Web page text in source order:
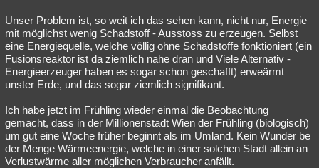
Unser Problem ist, so weit ich das sehen kann, nicht nur, Energie
mit möglichst wenig Schadstoff - Ausstoss zu erzeugen. Selbst
eine Energiequelle, welche völlig ohne Schadstoffe fonktioniert (ein
Fusionsreaktor ist da ziemlich nahe dran und Viele Alternativ -
Energieerzeuger haben es sogar schon geschafft) erweärmt
unster Erde, und das sogar ziemlich signifikant.
Ich habe jetzt im Frühling wieder einmal die Beobachtung
gemacht, dass in der Millionenstadt Wien der Frühling (biologisch)
um gut eine Woche früher beginnt als im Umland. Kein Wunder be
der Menge Wärmeenergie, welche in einer solchen Stadt allein an
Verlustwärme aller möglichen Verbraucher anfällt.